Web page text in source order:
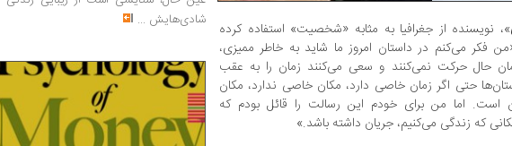
»، نویسنده از جغرافیا به مثابه «شخصیت» استفاده کرده
فکر می‌کنم در داستان امروز ما شاید به خاطر ممیزی،
حال حرکت نمی‌کنند و سعی می‌کنند زمان را به عقب
حتی اگر زمان خاصی دارد، مکان خاصی ندارد، مکان
است. اما من برای خودم این رسالت را قائل بودم که
که زندگی می‌کنیم، جریان داشته باشد.»
شادی‌هایش ...